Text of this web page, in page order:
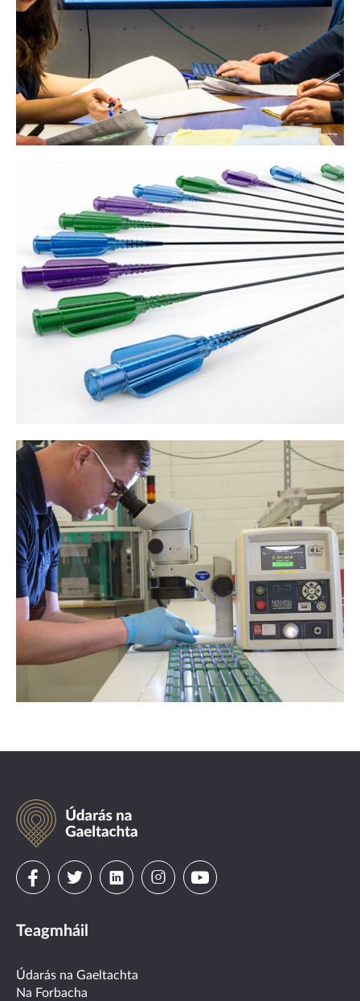
Údarás
na
Gaeltachta
Visit
on
facebook
Visit
on
twitter
Visit
linkedin
VisitVisit
Teagmháil
Údarás na Gaeltachta
Na Forbacha